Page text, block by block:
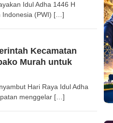
Idul Adha 1446 H
Indonesia (PWI) […]
Kecamatan
Murah untuk
Hari Raya Idul Adha
menggelar […]